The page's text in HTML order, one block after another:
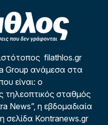
filathlos.gr
Group ανάμεσα στα
είναι: ο
τηλεοπτικός σταθμός
News”, η εβδομαδιαία
σελίδα Kontranews.gr